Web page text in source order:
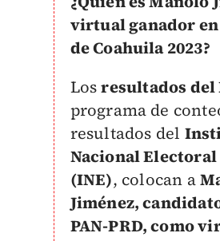
virtual ganador
de Coahuila 2023?
Losresultados del
programa de
resultados del
Nacional Electoral
(INE), colocan a
Jiménez,
PAN-PRD, como